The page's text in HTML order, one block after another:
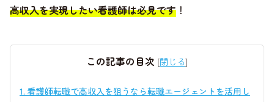
高収入を実現したい看護師は必見です ！
この記事の目次 [閉じる]
1. 看護師転職で高収入を狙うなら転職エージェントを活用し